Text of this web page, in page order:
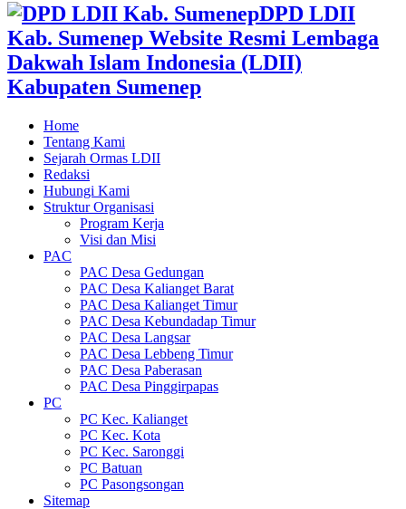
DPD LDII
Kab. Sumenep Website Resmi Lembaga
Dakwah Islam Indonesia (LDII)
Kabupaten Sumenep
Home
Tentang Kami
Sejarah Ormas LDII
Redaksi
Hubungi Kami
Struktur Organisasi
Program Kerja
Visi dan Misi
PAC
PAC Desa Gedungan
PAC Desa Kalianget Barat
PAC Desa Kalianget Timur
PAC Desa Kebundadap Timur
PAC Desa Langsar
PAC Desa Lebbeng Timur
PAC Desa Paberasan
PAC Desa Pinggirpapas
PC
PC Kec. Kalianget
PC Kec. Kota
PC Kec. Saronggi
PC Batuan
PC Pasongsongan
Sitemap